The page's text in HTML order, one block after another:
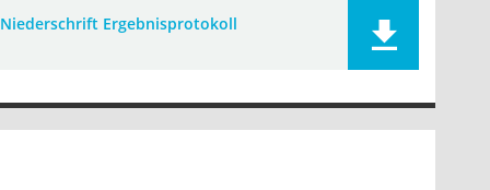
Niederschrift Ergebnisprotokoll